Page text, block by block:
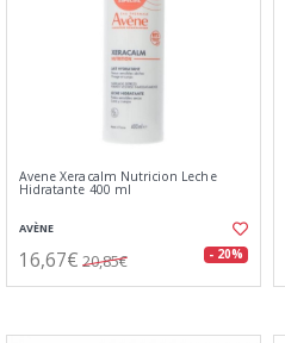
Avene Xeracalm Nutricion Leche
Hidratante 400 ml
AVÈNE
16,67€ 20,85€ - 20%